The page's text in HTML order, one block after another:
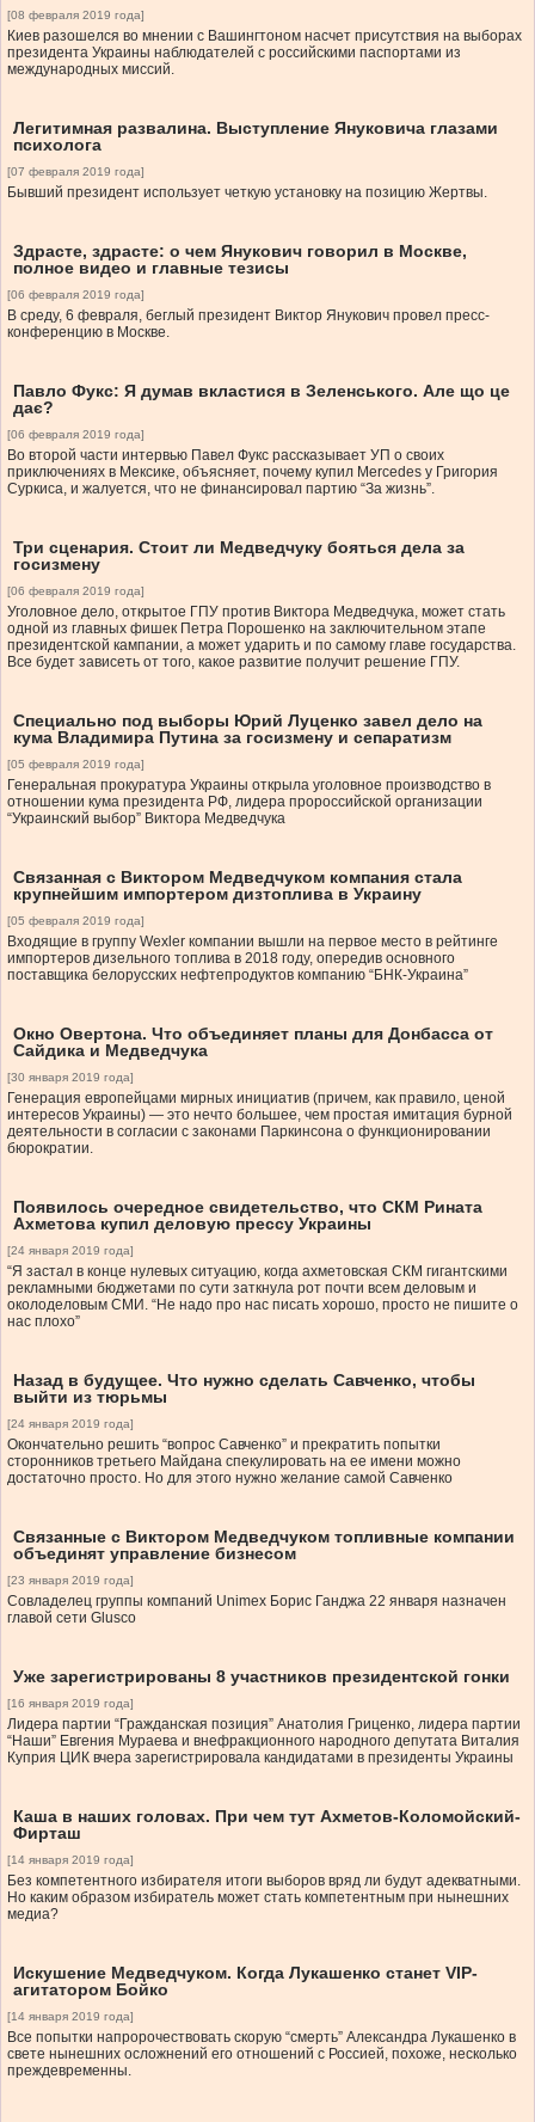
[08 февраля 2019 года]
Киев разошелся во мнении с Вашингтоном насчет присутствия на выборах
президента Украины наблюдателей с российскими паспортами из
международных миссий.
Легитимная развалина. Выступление Януковича глазами
психолога
[07 февраля 2019 года]
Бывший президент использует четкую установку на позицию Жертвы.
Здрасте, здрасте: о чем Янукович говорил в Москве,
полное видео и главные тезисы
[06 февраля 2019 года]
В среду, 6 февраля, беглый президент Виктор Янукович провел пресс-
конференцию в Москве.
Павло Фукс: Я думав вкластися в Зеленського. Але що це
дає?
[06 февраля 2019 года]
Во второй части интервью Павел Фукс рассказывает УП о своих
приключениях в Мексике, объясняет, почему купил Merсedes у Григория
Суркиса, и жалуется, что не финансировал партию “За жизнь”.
Три сценария. Стоит ли Медведчуку бояться дела за
госизмену
[06 февраля 2019 года]
Уголовное дело, открытое ГПУ против Виктора Медведчука, может стать
одной из главных фишек Петра Порошенко на заключительном этапе
президентской кампании, а может ударить и по самому главе государства.
Все будет зависеть от того, какое развитие получит решение ГПУ.
Специально под выборы Юрий Луценко завел дело на
кума Владимира Путина за госизмену и сепаратизм
[05 февраля 2019 года]
Генеральная прокуратура Украины открыла уголовное производство в
отношении кума президента РФ, лидера пророссийской организации
“Украинский выбор” Виктора Медведчука
Связанная с Виктором Медведчуком компания стала
крупнейшим импортером дизтоплива в Украину
[05 февраля 2019 года]
Входящие в группу Wexler компании вышли на первое место в рейтинге
импортеров дизельного топлива в 2018 году, опередив основного
поставщика белорусских нефтепродуктов компанию “БНК-Украина”
Окно Овертона. Что объединяет планы для Донбасса от
Сайдика и Медведчука
[30 января 2019 года]
Генерация европейцами мирных инициатив (причем, как правило, ценой
интересов Украины) — это нечто большее, чем простая имитация бурной
деятельности в согласии с законами Паркинсона о функционировании
бюрократии.
Появилось очередное свидетельство, что СКМ Рината
Ахметова купил деловую прессу Украины
[24 января 2019 года]
“Я застал в конце нулевых ситуацию, когда ахметовская СКМ гигантскими
рекламными бюджетами по сути заткнула рот почти всем деловым и
околоделовым СМИ. “Не надо про нас писать хорошо, просто не пишите о
нас плохо”
Назад в будущее. Что нужно сделать Савченко, чтобы
выйти из тюрьмы
[24 января 2019 года]
Окончательно решить “вопрос Савченко” и прекратить попытки
сторонников третьего Майдана спекулировать на ее имени можно
достаточно просто. Но для этого нужно желание самой Савченко
Связанные с Виктором Медведчуком топливные компании
объединят управление бизнесом
[23 января 2019 года]
Совладелец группы компаний Unimex Борис Ганджа 22 января назначен
главой сети Glusco
Уже зарегистрированы 8 участников президентской гонки
[16 января 2019 года]
Лидера партии “Гражданская позиция” Анатолия Гриценко, лидера партии
“Наши” Евгения Мураева и внефракционного народного депутата Виталия
Куприя ЦИК вчера зарегистрировала кандидатами в президенты Украины
Каша в наших головах. При чем тут Ахметов-Коломойский-
Фирташ
[14 января 2019 года]
Без компетентного избирателя итоги выборов вряд ли будут адекватными.
Но каким образом избиратель может стать компетентным при нынешних
медиа?
Искушение Медведчуком. Когда Лукашенко станет VIP-
агитатором Бойко
[14 января 2019 года]
Все попытки напророчествовать скорую “смерть” Александра Лукашенко в
свете нынешних осложнений его отношений с Россией, похоже, несколько
преждевременны.